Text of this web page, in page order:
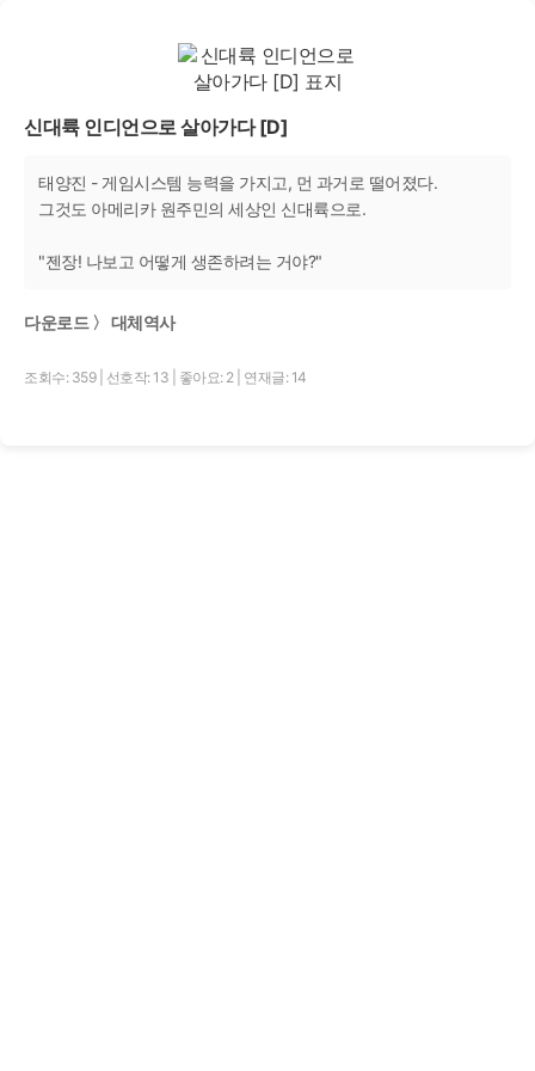
신대륙 인디언으로 살아가다 [D]
태양진 - 게임시스템 능력을 가지고, 먼 과거로 떨어졌다.
그것도 아메리카 원주민의 세상인 신대륙으로.
"젠장! 나보고 어떻게 생존하려는 거야?"
다운로드 〉 대체역사
조회수: 359 선호작: 13 좋아요: 2 연재글: 14